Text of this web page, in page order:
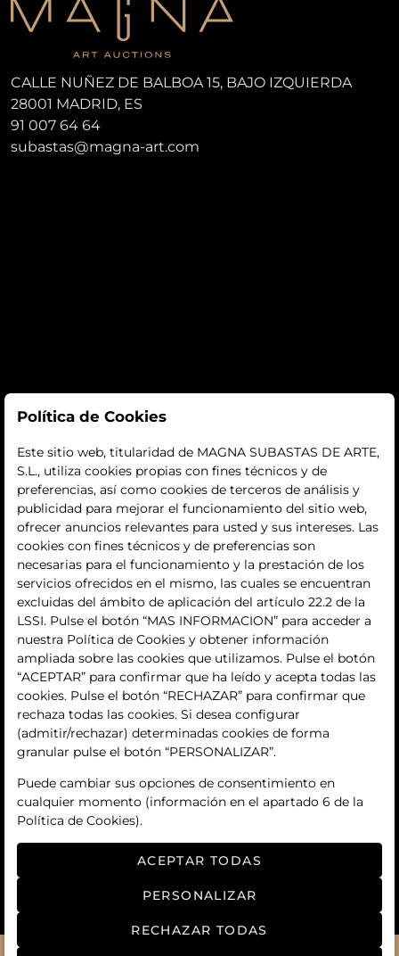
CALLE NUÑEZ DE BALBOA 15, BAJO IZQUIERDA
28001 MADRID, ES
91 007 64 64
subastas@magna-art.com
Subastas
subastas
histórico
La empresa
quiénes somos
contacto
Términos y condiciones
condiciones generales de contratación
política de privacidad
aviso legal
política de cookies
ajuste de cookies
Política de Cookies
Este sitio web, titularidad de MAGNA SUBASTAS DE ARTE,
S.L., utiliza cookies propias con fines técnicos y de
preferencias, así como cookies de terceros de análisis y
publicidad para mejorar el funcionamiento del sitio web,
ofrecer anuncios relevantes para usted y sus intereses. Las
cookies con fines técnicos y de preferencias son
necesarias para el funcionamiento y la prestación de los
servicios ofrecidos en el mismo, las cuales se encuentran
excluidas del ámbito de aplicación del artículo 22.2 de la
LSSI. Pulse el botón “MAS INFORMACION” para acceder a
nuestra Política de Cookies y obtener información
ampliada sobre las cookies que utilizamos. Pulse el botón
“ACEPTAR” para confirmar que ha leído y acepta todas las
cookies. Pulse el botón “RECHAZAR” para confirmar que
rechaza todas las cookies. Si desea configurar
(admitir/rechazar) determinadas cookies de forma
granular pulse el botón “PERSONALIZAR”.
Puede cambiar sus opciones de consentimiento en
cualquier momento (información en el apartado 6 de la
Política de Cookies).
ACEPTAR TODAS
PERSONALIZAR
RECHAZAR TODAS